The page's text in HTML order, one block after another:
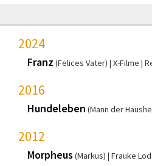
2024
Franz (Felices Vater) X-Filme
2016
Hundeleben (Mann der
2012
Morpheus (Markus) Frauke